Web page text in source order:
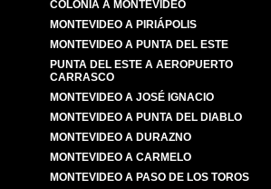
COLONIA A MONTEVIDEO
MONTEVIDEO A PIRIÁPOLIS
MONTEVIDEO A PUNTA DEL ESTE
PUNTA DEL ESTE A AEROPUERTO
CARRASCO
MONTEVIDEO A JOSÉ IGNACIO
MONTEVIDEO A PUNTA DEL DIABLO
MONTEVIDEO A DURAZNO
MONTEVIDEO A CARMELO
MONTEVIDEO A PASO DE LOS TOROS